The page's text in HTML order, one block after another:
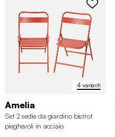
4 varianti
Amelia
Set 2 sedie da giardino bistrot
pieghevoli in acciaio